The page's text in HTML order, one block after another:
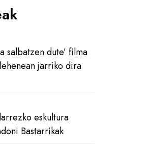
salbatzen dute’ filma
jarriko dira
eskultura
Bastarrikak